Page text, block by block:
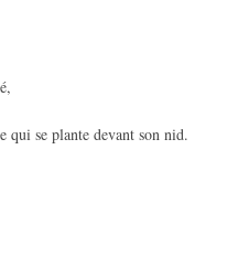
qui se plante devant son nid.